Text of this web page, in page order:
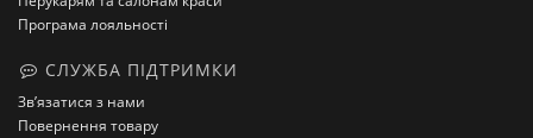
Програма лояльності
СЛУЖБА ПІДТРИМКИ
Зв’язатися з нами
Повернення товару